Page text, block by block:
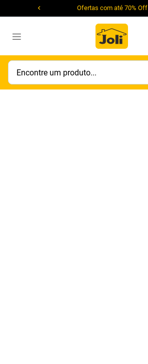
Ofertas com até 70% Off
Encontre um produto...